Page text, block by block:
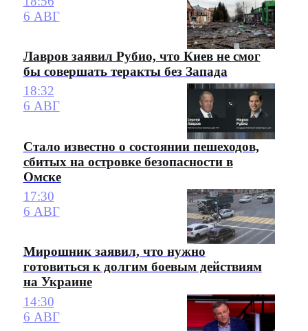
6 АВГ
Лавров заявил Рубио, что Киев не смог
бы совершать теракты без Запада
18:32
6 АВГ
Стало известно о состоянии пешеходов,
сбитых на островке безопасности в
Омске
17:30
6 АВГ
Мирошник заявил, что нужно
готовиться к долгим боевым действиям
на Украине
14:30
6 АВГ